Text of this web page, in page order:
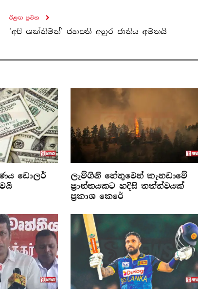
ඊළඟ පුව​ත
‘අපි ශක්තිමත්’ ජනපති අනුර ජාතිය අමතයි
ඩොලර්
ලැව්ගිනි හේතුවෙන් කැනඩාවේ
ප්‍රාන්තයකට හදිසි තත්ත්වයක්
ප්‍රකාශ කෙරේ